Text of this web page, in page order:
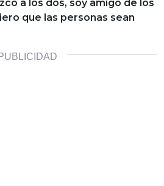
a los dos, soy amigo de los
que las personas sean